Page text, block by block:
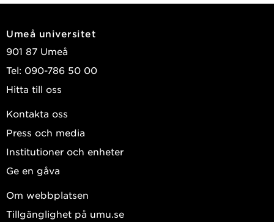
Umeå universitet
901 87 Umeå
Tel: 090-786 50 00
Hitta till oss
Kontakta oss
Press och media
Institutioner och enheter
Ge en gåva
Om webbplatsen
Tillgänglighet på umu.se